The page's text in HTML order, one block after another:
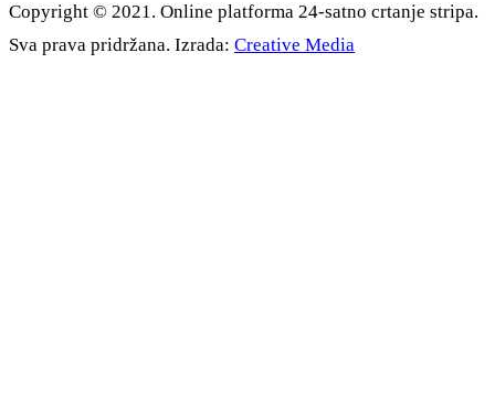
Copyright © 2021. Online platforma 24-satno crtanje stripa.
Sva prava pridržana. Izrada: Creative Media